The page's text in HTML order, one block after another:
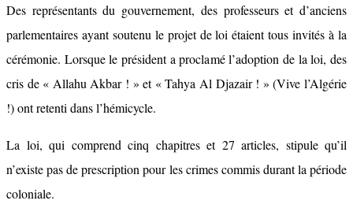
Des représentants du gouvernement, des professeurs et d’anciens
parlementaires ayant soutenu le projet de loi étaient tous invités à la
cérémonie. Lorsque le président a proclamé l’adoption de la loi, des
cris de « Allahu Akbar ! » et « Tahya Al Djazair ! » (Vive l’Algérie
!) ont retenti dans l’hémicycle.
La loi, qui comprend cinq chapitres et 27 articles, stipule qu’il
n’existe pas de prescription pour les crimes commis durant la période
coloniale.